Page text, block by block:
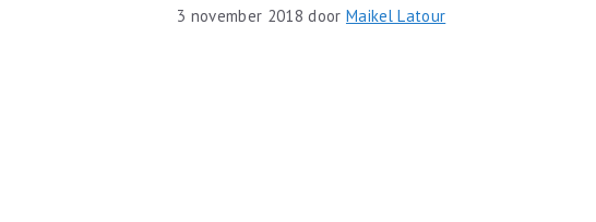
3 november 2018 door Maikel Latour